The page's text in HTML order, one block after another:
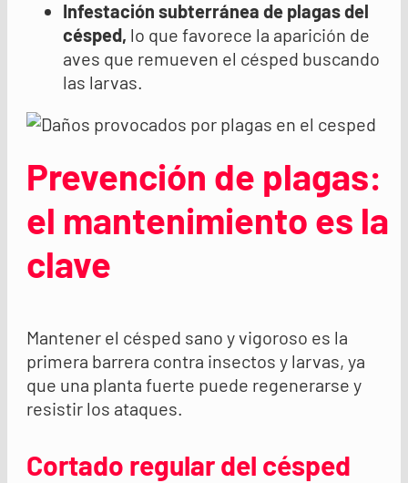
Infestación subterránea de plagas del
césped, lo que favorece la aparición de
aves que remueven el césped buscando
las larvas.
Prevención de plagas:
el mantenimiento es la
clave
Mantener el césped sano y vigoroso es la
primera barrera contra insectos y larvas, ya
que una planta fuerte puede regenerarse y
resistir los ataques.
Cortado regular del césped